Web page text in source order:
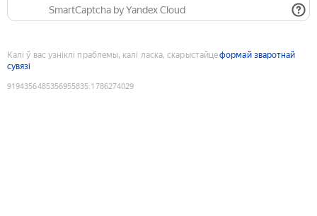
SmartCaptcha by Yandex Cloud
Калі ў вас узніклі праблемы, калі ласка, скарыстайцеформай зваротнай
сувязі
9194356485356955835:1786274029